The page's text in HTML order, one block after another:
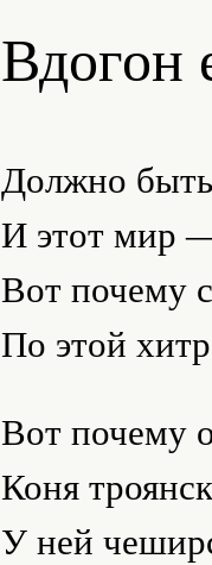
Вдогон
Должно
И этот мир
Вот почему
По этой
Вот почему
Коня
У ней